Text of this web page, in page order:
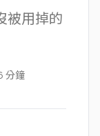
被用掉的
分鐘